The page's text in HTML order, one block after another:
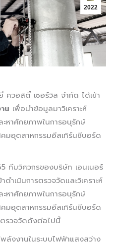
2022
ควอลิตี้ เซอร์วิส จำกัด ได้เข้า
น เพื่อนำข้อมูลมาวิเคราะห์
หาศักยภาพในการอนุรักษ์
มอุตสาหกรรมอีสเทิร์นซีบอร์ด
ทีมวิศวกรของบริษัท เอนเนอร์
ำเนินการตรวจวัดและวิเคราะห์
หาศักยภาพในการอนุรักษ์
มอุตสาหกรรมอีสเทิร์นซีบอร์ด
ตรวจวัดดังต่อไปนี้
ลังงานในระบบไฟฟ้าแสงสว่าง